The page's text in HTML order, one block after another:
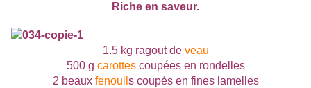
Riche en saveur.
1.5 kg ragout de veau
500 g carottescoupées en rondelles
2 beaux fenouil s coupés en fines lamelles